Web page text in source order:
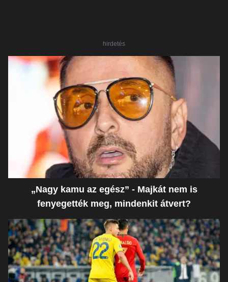
hirdetés
„Nagy kamu az egész” - Majkát nem is
fenyegették meg, mindenkit átvert?